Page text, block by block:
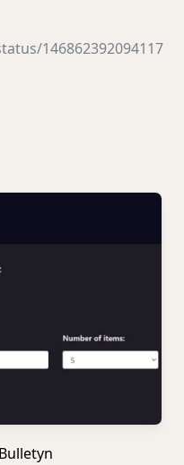
146862392094117